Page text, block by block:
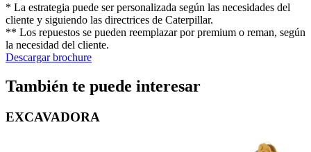
* La estrategia puede ser personalizada según las necesidades del
cliente y siguiendo las directrices de Caterpillar.
** Los repuestos se pueden reemplazar por premium o reman, según
la necesidad del cliente.
Descargar brochure
También te puede interesar
EXCAVADORA